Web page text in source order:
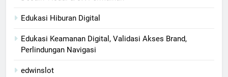
Edukasi Hiburan Digital
Edukasi Keamanan Digital, Validasi Akses Brand,
Perlindungan Navigasi
edwinslot